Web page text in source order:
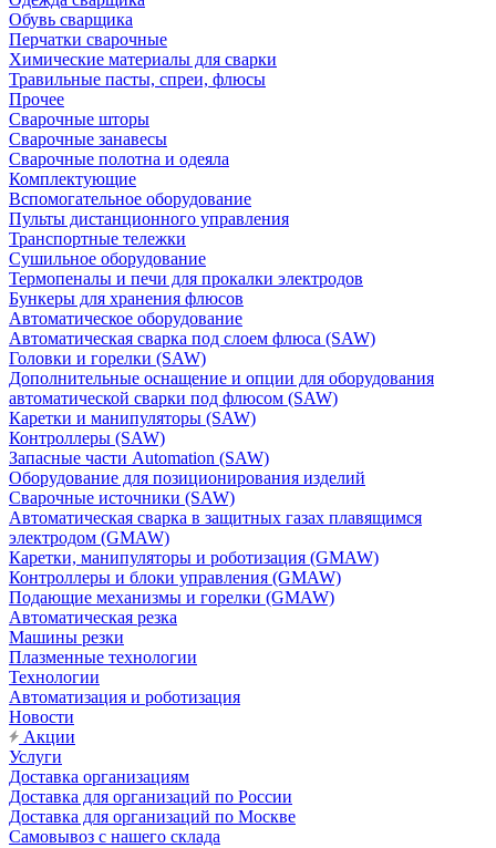
Обувь сварщика
Перчатки сварочные
Химические материалы для сварки
Травильные пасты, спреи, флюсы
Прочее
Сварочные шторы
Сварочные занавесы
Сварочные полотна и одеяла
Комплектующие
Вспомогательное оборудование
Пульты дистанционного управления
Транспортные тележки
Сушильное оборудование
Термопеналы и печи для прокалки электродов
Бункеры для хранения флюсов
Автоматическое оборудование
Автоматическая сварка под слоем флюса (SAW)
Головки и горелки (SAW)
Дополнительные оснащение и опции для оборудования
автоматической сварки под флюсом (SAW)
Каретки и манипуляторы (SAW)
Контроллеры (SAW)
Запасные части Automation (SAW)
Оборудование для позиционирования изделий
Сварочные источники (SAW)
Автоматическая сварка в защитных газах плавящимся
электродом (GMAW)
Каретки, манипуляторы и роботизация (GMAW)
Контроллеры и блоки управления (GMAW)
Подающие механизмы и горелки (GMAW)
Автоматическая резка
Машины резки
Плазменные технологии
Технологии
Автоматизация и роботизация
Новости
Акции
Услуги
Доставка организациям
Доставка для организаций по России
Доставка для организаций по Москве
Самовывоз с нашего склада